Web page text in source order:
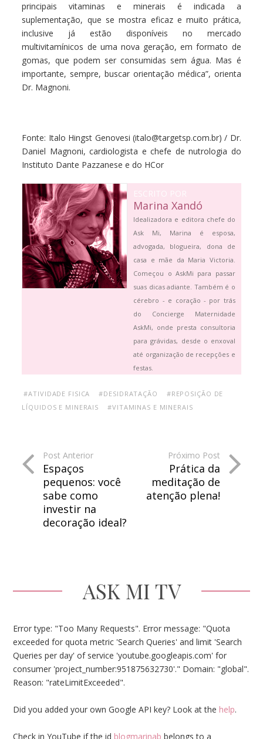
principais vitaminas e minerais é indicada a
suplementação, que se mostra eficaz e muito prática,
inclusive já estão disponíveis no mercado
multivitamínicos de uma nova geração, em formato de
gomas, que podem ser consumidas sem água. Mas é
importante, sempre, buscar orientação médica”, orienta
Dr. Magnoni.
Fonte: Italo Hingst Genovesi (italo@targetsp.com.br) / Dr.
Daniel Magnoni, cardiologista e chefe de nutrologia do
Instituto Dante Pazzanese e do HCor
ESCRITO POR
Marina Xandó
Idealizadora e editora chefe do
Ask Mi, Marina é esposa,
advogada, blogueira, dona de
casa e mãe da Maria Victoria.
Começou o AskMi para passar
suas dicas adiante. Também é o
cérebro - e coração - por trás
do Concierge Maternidade
AskMi, onde presta consultoria
para grávidas, desde o enxoval
até organização de recepções e
festas.
#ATIVIDADE FISICA #DESIDRATAÇÃO
#REPOSIÇÃO DE
LÍQUIDOS E MINERAIS
#VITAMINAS E MINERAIS
Post Anterior
Espaços
pequenos: você
sabe como
investir na
decoração ideal?
Próximo Post
Prática da
meditação de
atenção plena!
ASK MI TV
Error type: "Too Many Requests". Error message: "Quota
exceeded for quota metric 'Search Queries' and limit 'Search
Queries per day' of service 'youtube.googleapis.com' for
consumer 'project_number:951875632730'." Domain: "global".
Reason: "rateLimitExceeded".
Did you added your own Google API key? Look at the help.
Check in YouTube if the id blogmarinab belongs to a